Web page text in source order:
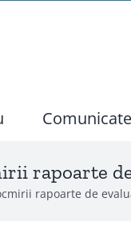
Comunicate
rapoarte
rapoarte de